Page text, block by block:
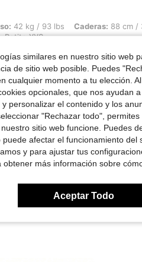
Caderas: 88 cm / 35 in, Cintura: 57
42 kg / 93 lbs Caderas: 88 cm /
Petite XXS
Útil
similares en nuestro sitio web
de sitio web posible. Puedes
cualquier momento a tu elección.
opcionales, que nos ayudan
personalizar el contenido y los
"Rechazar todo",
sitio web funcione. Puedes
afectar el funcionamiento del
y para ajustar tus
más información sobre
Aceptar Todo